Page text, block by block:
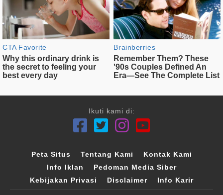
Ikuti kami di:
Peta Situs Tentang Kami
Kontak Kami
Info Iklan
Pedoman Media Siber
Kebijakan Privasi
Disclaimer Info Karir